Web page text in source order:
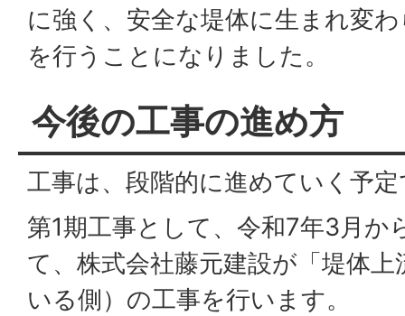
に強く、安全な堤体に生まれ変
を行うことになりました。
今後の工事の進め方
工事は、段階的に進めていく予
第1期工事として、令和7年3月か
て、株式会社藤元建設が「堤体
いる側）の工事を行います。